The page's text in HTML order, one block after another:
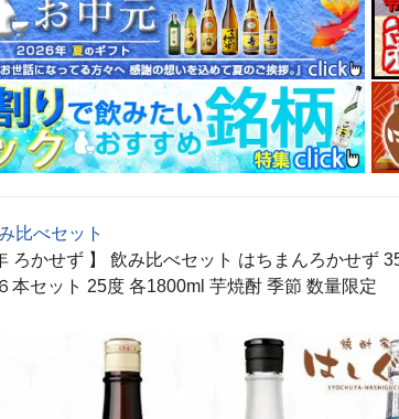
比べセット
ろかせず 】 飲み比べセット はちまんろかせず
本セット 25度 各1800ml 芋焼酎 季節 数量限定